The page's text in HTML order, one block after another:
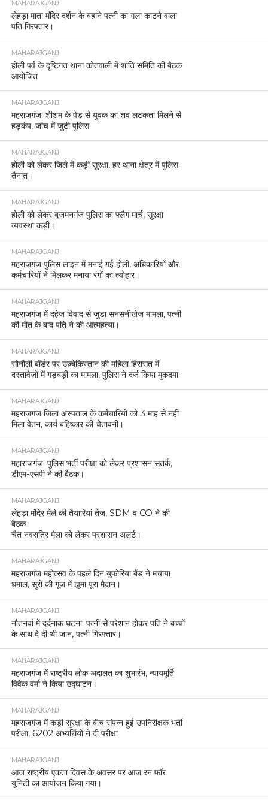
MAHARAJGANJ
लेहड़ा माता मंदिर दर्शन के बहाने पत्नी का गला काटने वाला
पति गिरफ्तार।
MAHARAJGANJ
होली पर्व के दृष्टिगत थाना कोतवाली में शांति समिति की बैठक
आयोजित
MAHARAJGANJ
महराजगंज: शीशम के पेड़ से युवक का शव लटकता मिलने से
हड़कंप, जांच में जुटी पुलिस
MAHARAJGANJ
होली को लेकर जिले में कड़ी सुरक्षा, हर थाना क्षेत्र में पुलिस
तैनात।
MAHARAJGANJ
होली को लेकर बृजमनगंज पुलिस का फ्लैग मार्च, सुरक्षा
व्यवस्था कड़ी।
MAHARAJGANJ
महराजगंज पुलिस लाइन में मनाई गई होली, अधिकारियों और
कर्मचारियों ने मिलकर मनाया रंगों का त्योहार।
MAHARAJGANJ
महराजगंज में दहेज विवाद से जुड़ा सनसनीखेज मामला, पत्नी
की मौत के बाद पति ने की आत्महत्या।
MAHARAJGANJ
सोनौली बॉर्डर पर उज़्बेकिस्तान की महिला हिरासत में
दस्तावेज़ों में गड़बड़ी का मामला, पुलिस ने दर्ज किया मुकदमा
MAHARAJGANJ
महराजगंज जिला अस्पताल के कर्मचारियों को 3 माह से नहीं
मिला वेतन, कार्य बहिष्कार की चेतावनी।
MAHARAJGANJ
महाराजगंज: पुलिस भर्ती परीक्षा को लेकर प्रशासन सतर्क,
डीएम-एसपी ने की बैठक।
MAHARAJGANJ
लेहड़ा मंदिर मेले की तैयारियां तेज, SDM व CO ने की
बैठक
चैत नवरात्रि मेला को लेकर प्रशासन अलर्ट।
MAHARAJGANJ
महराजगंज महोत्सव के पहले दिन यूफोरिया बैंड ने मचाया
धमाल, सुरों की गूंज में झूमा पूरा मैदान।
MAHARAJGANJ
नौतनवां में दर्दनाक घटना: पत्नी से परेशान होकर पति ने बच्चों
के साथ दे दी थी जान, पत्नी गिरफ्तार।
MAHARAJGANJ
महराजगंज में राष्ट्रीय लोक अदालत का शुभारंभ, न्यायमूर्ति
विवेक वर्मा ने किया उद्घाटन।
MAHARAJGANJ
महराजगंज में कड़ी सुरक्षा के बीच संपन्न हुई उपनिरीक्षक भर्ती
परीक्षा, 6202 अभ्यर्थियों ने दी परीक्षा
MAHARAJGANJ
आज राष्ट्रीय एकता दिवस के अवसर पर आज रन फॉर
यूनिटी का आयोजन किया गया।